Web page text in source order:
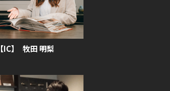
【IC】 牧田 明梨